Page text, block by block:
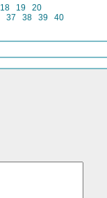
18 19
20
37 38 39
40